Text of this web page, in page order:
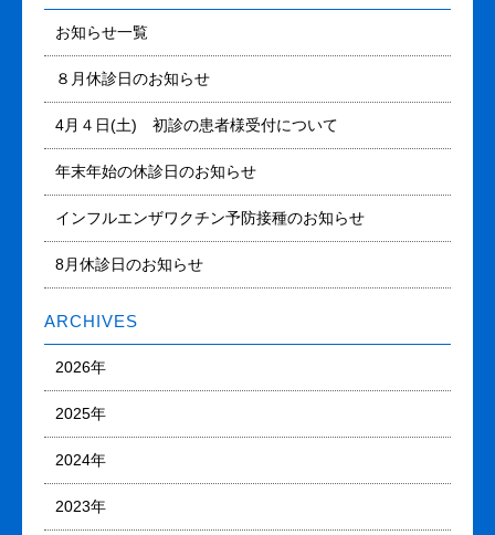
お知らせ一覧
８月休診日のお知らせ
4月４日(土) 初診の患者様受付について
年末年始の休診日のお知らせ
インフルエンザワクチン予防接種のお知らせ
8月休診日のお知らせ
ARCHIVES
2026年
2025年
2024年
2023年